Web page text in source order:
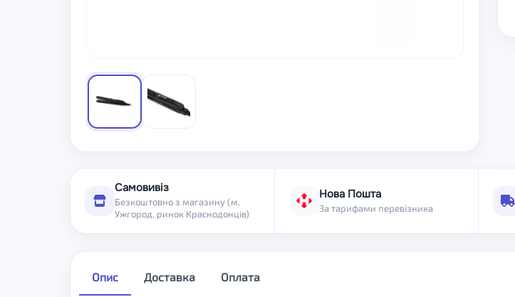
Самовивіз
Безкоштовно з магазину (м.
Ужгород, ринок Краснодонців)
Нова Пошта
За тарифами перевізника
Опис Доставка Оплата